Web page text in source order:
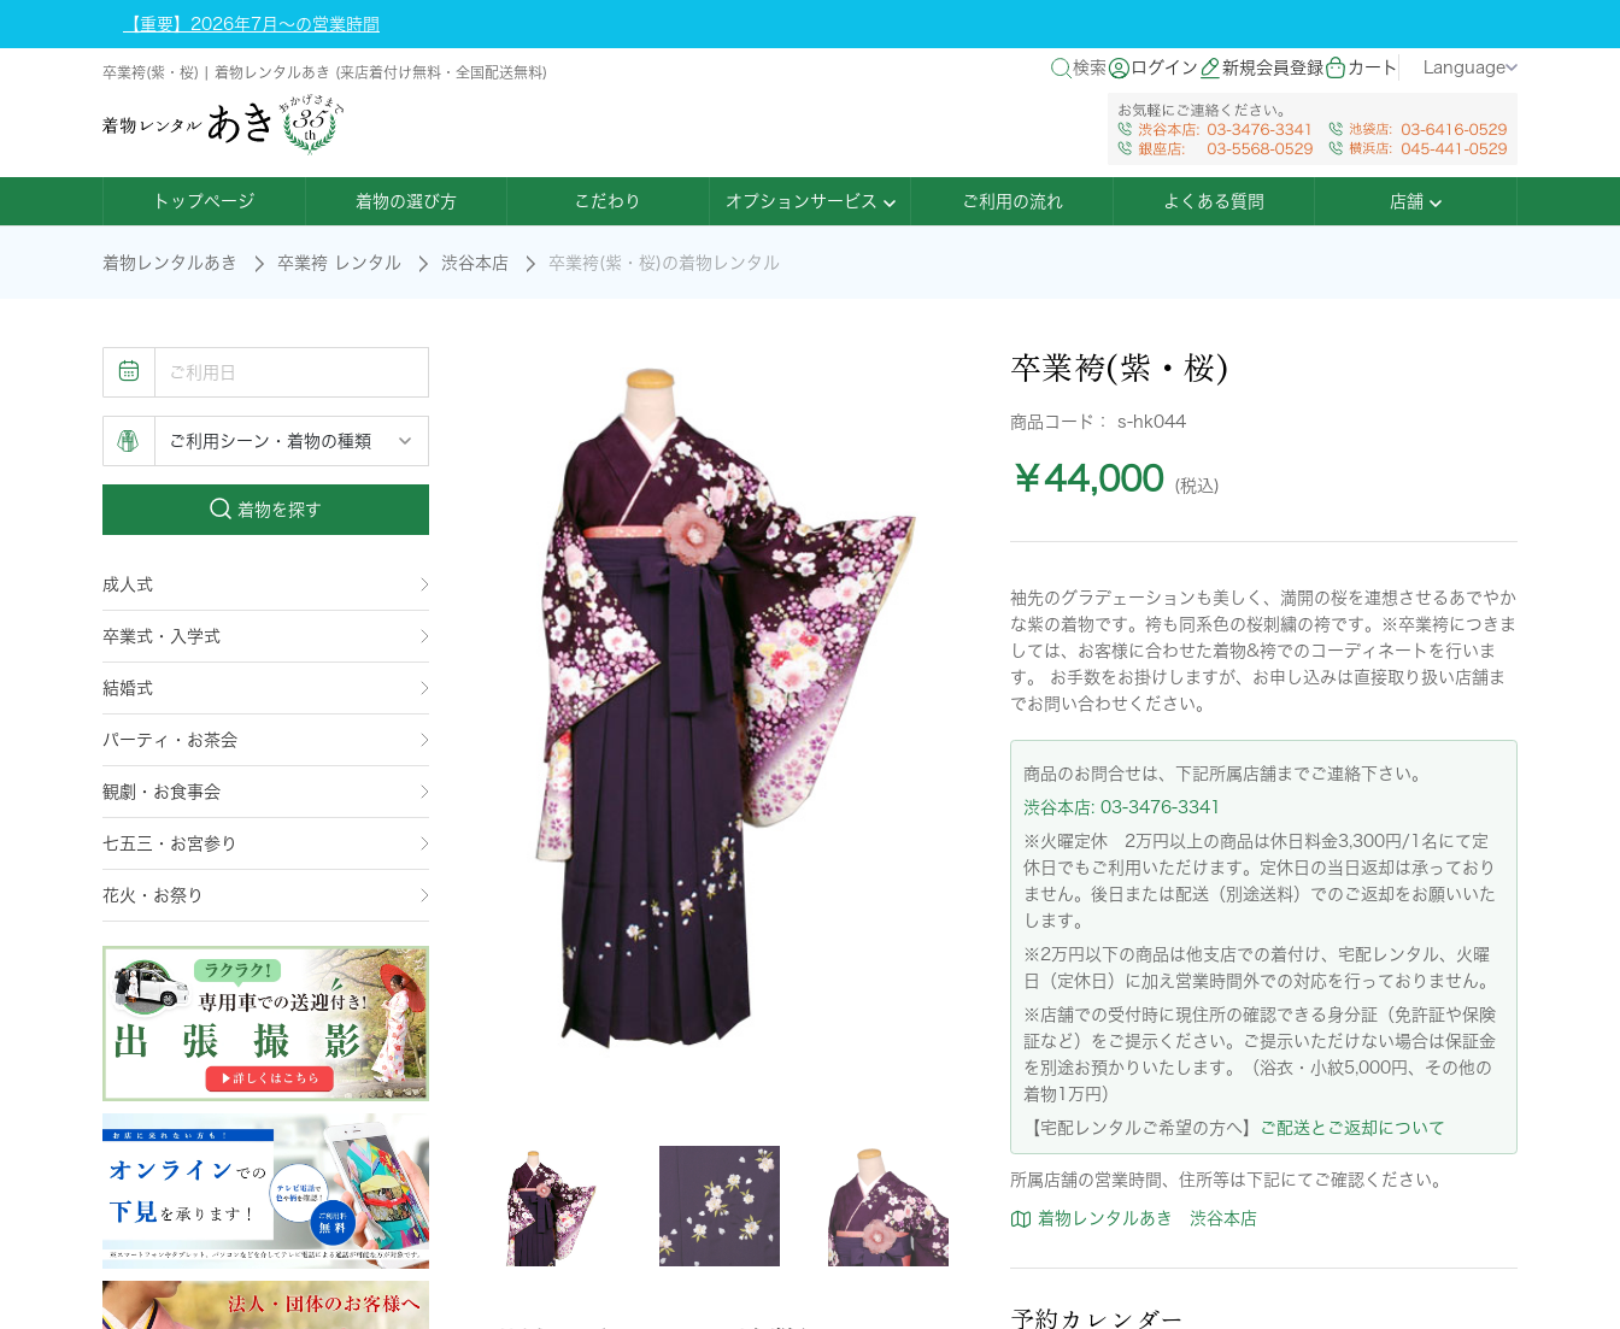
【重要】2026年7月～の営業時間
卒業袴(紫・桜) | 着物レンタルあき (来店着付け無料・全国配送無料) 検索 ログイン 新規会員登録 カート Language
トップページ 着物の選び方 こだわり オプションサービス ご利用の流れ よくある質問 店舗
着物レンタルあき 卒業袴 レンタル 渋谷本店 卒業袴(紫・桜)の着物レンタル
着物を探す
成人式
卒業式・入学式
結婚式
パーティ・お茶会
観劇・お食事会
七五三・お宮参り
花火・お祭り
卒業袴(紫・桜)
商品コード： s-hk044
￥44,000 (税込)
袖先のグラデェーションも美しく、満開の桜を連想させるあでやか
な紫の着物です。袴も同系色の桜刺繍の袴です。※卒業袴につきま
しては、お客様に合わせた着物&袴でのコーディネートを行いま
す。 お手数をお掛けしますが、お申し込みは直接取り扱い店舗ま
でお問い合わせください。
商品のお問合せは、下記所属店舗までご連絡下さい。
渋谷本店: 03-3476-3341
※火曜定休 2万円以上の商品は休日料金3,300円/1名にて定
休日でもご利用いただけます。定休日の当日返却は承っており
ません。後日または配送（別途送料）でのご返却をお願いいた
します。
※2万円以下の商品は他支店での着付け、宅配レンタル、火曜
日（定休日）に加え営業時間外での対応を行っておりません。
※店舗での受付時に現住所の確認できる身分証（免許証や保険
証など）をご提示ください。ご提示いただけない場合は保証金
を別途お預かりいたします。（浴衣・小紋5,000円、その他の
着物1万円）
【宅配レンタルご希望の方へ】
ご配送とご返却について
所属店舗の営業時間、住所等は下記にてご確認ください。
着物レンタルあき 渋谷本店
予約カレンダー